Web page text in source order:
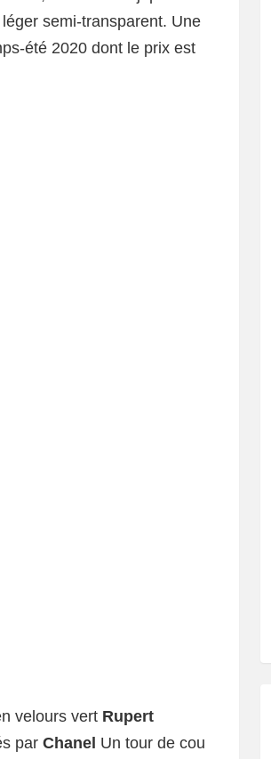
semi-transparent. Une
été 2020 dont le prix est
velours vert Rupert
par Chanel Un tour de cou